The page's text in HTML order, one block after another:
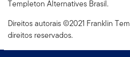
Templeton Alternatives Brasil.
Direitos autorais ©2021 Franklin
direitos reservados.